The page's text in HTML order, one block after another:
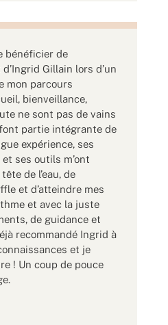
bénéficier de
d’Ingrid Gillain lors d’un
mon parcours
bienveillance,
ne sont pas de vains
partie intégrante de
expérience, ses
ses outils m’ont
de l’eau, de
et d’atteindre mes
et avec la juste
de guidance et
recommandé Ingrid à
et je
! Un coup de pouce